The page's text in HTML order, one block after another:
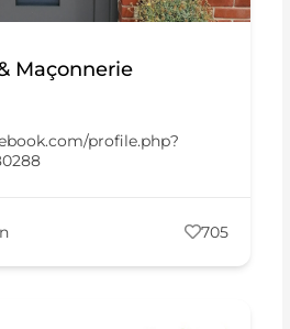
Maçonnerie
profile.php?
705